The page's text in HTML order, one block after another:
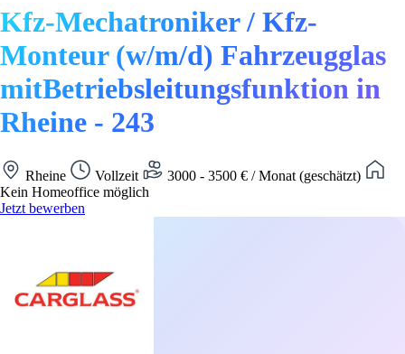
Kfz-Mechatroniker / Kfz-
Monteur (w/m/d) Fahrzeugglas
mitBetriebsleitungsfunktion in
Rheine - 243
Rheine Vollzeit
3000 - 3500 € / Monat (geschätzt)
Kein Homeoffice möglich
Jetzt bewerben